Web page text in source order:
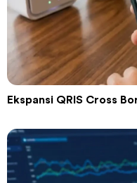
Ekspansi QRIS Cross